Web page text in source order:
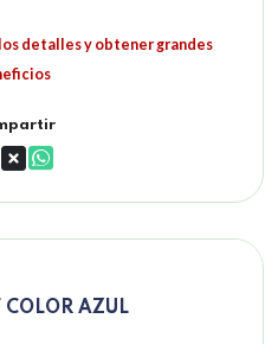
detalles y obtener grandes
COLOR AZUL